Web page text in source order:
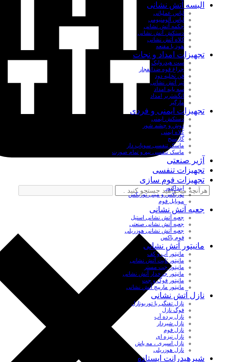
البسه آتش نشانی
لباس عملیاتی
لباس آلومنیومی
چکمه آتش نشانی
دستکش آتش نشانی
کلاه آتش نشانی
هود یا مقنعه
تجهیزات امداد و نجات
ست هیدرولیک
چراغ قوه ضدانفجار
فن تخلیه دود
تبر آتش نشانی
سه پایه امداد
انگشتربر امداد
مارگیر
تجهیزات ایمنی و فردی
دستکش ایمنی
دوش و چشم شور
کلاه ایمنی
گازسنج
ماسک تنفسی سوپاپ دار
ماسک تنفسی نیم و تمام صورت
آژیر صنعتی
تجهیزات تنفسی
تجهیزات فوم سازی
اینداکتور
توربکس و مینی توربکس
موبایل فوم
جعبه آتش نشانی
جعبه آتش نشانی استیل
جعبه آتش نشانی صنعتی
جعبه آتش نشانی هوزریلی
فوم باکس
مانیتور آتش نشانی
مانیتور آب و کف
مانیتور ثابت آتش نشانی
مانیتور جت مستر
مانیتور چرخدار آتش نشانی
مانیتور فوگ و جت
مانیتور مارپیچ آتش نشانی
نازل آتش نشانی
نازل تفنگی یا توربونازل
فوگ نازل
نازل پرده آب
نازل شیردار
نازل فوم
نازل نیزه ای
نازل اسپری ، مه پاش
نازل هوزریلی
شیرهیدرانت ایستاده